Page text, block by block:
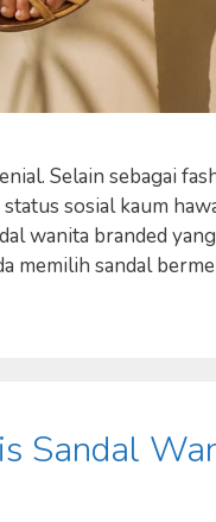
Selain sebagai
sosial kaum
wanita branded
memilih sandal
Sandal